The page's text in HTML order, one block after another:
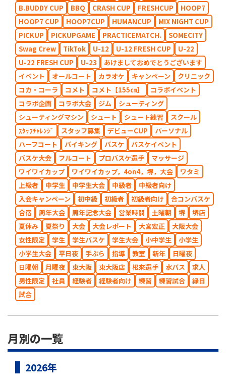
B.BUDDY CUP
BBQ CRASH CUP FRESHCUP
HOOP7
HOOP7 CUP
HOOP7CUP HUMANCUP
MIX NIGHT CUP
PICKUP
PICKUPGAME PRACTICEMATCH.
SOMECITY
Swag Crew
TikTok U-12 U-12 FRESH CUP
U-22
U-22 FRESH CUP
U-23
あけましておめでとうございます
イベント
オールコート カラオケ キャンペーン
クリニック
コカ・コーラ
コメト コメト【155㎝】
コラボイベント
コラボ企画
コラボ大会 ジム
シューティング
シューティングマシン
シュート シュート練習
スクール
ｽﾀｯﾌﾁｬﾚﾝｼﾞ
スタッフ募集 デビューCUP
パーソナル
ハーフコート
バイキング バスケ
バスケイベント
バスケ大会
フルコート プロバスケ選手
マッサージ
ワイワイカップ
ワイワイカップ，4on4，堺，大会
ワタミ
上級者
中学生 中学生大会 中級者
中級者向け
入会キャンペーン
初中級 初級者 初級者向け
合コンバスケ
合宿
周年大会 周年記念大会 営業時間 土曜朝 堺
堺店
夏休み
夏祭り 大会 大会レポート 大宮宏正
大阪大会
女性限定
学生 学生バスケ 学生大会 小中学生
小学生
小学生大会
平日夜 手ぶら 指導 教室 新年
日曜夜
日曜朝
月曜夜 東大阪 東大阪店 根來選手 水バス
求人
男性限定
社員 経験者 経験者向け 練習 練習試合
縁日
試合
月別の一覧
2026年